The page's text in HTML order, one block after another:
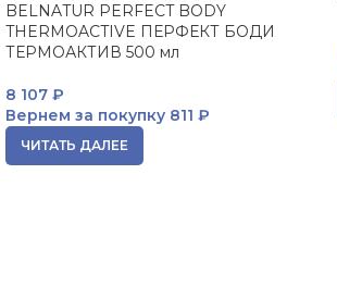
BELNATUR PERFECT BODY
THERMOACTIVE ПЕРФЕКТ БОДИ
ТЕРМОАКТИВ 500 мл
8 107 ₽
Вернем за покупку 811 ₽
ЧИТАТЬ ДАЛЕЕ